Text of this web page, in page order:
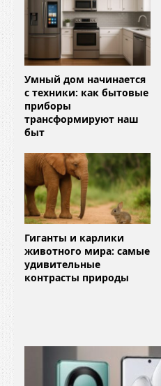
Умный дом начинается
с техники: как бытовые
приборы
трансформируют наш
быт
Гиганты и карлики
животного мира: самые
удивительные
контрасты природы